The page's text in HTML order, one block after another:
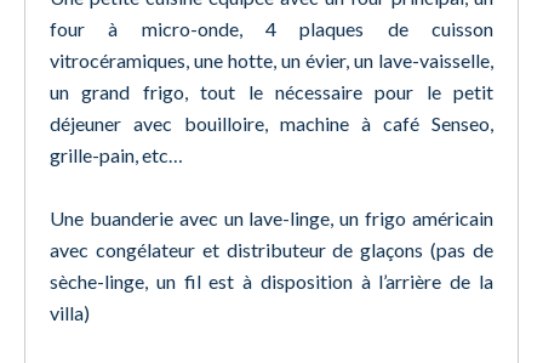
four à micro-onde, 4 plaques de cuisson
vitrocéramiques, une hotte, un évier, un lave-vaisselle,
un grand frigo, tout le nécessaire pour le petit
déjeuner avec bouilloire, machine à café Senseo,
grille-pain, etc…
Une buanderie avec un lave-linge, un frigo américain
avec congélateur et distributeur de glaçons (pas de
sèche-linge, un fil est à disposition à l’arrière de la
villa)